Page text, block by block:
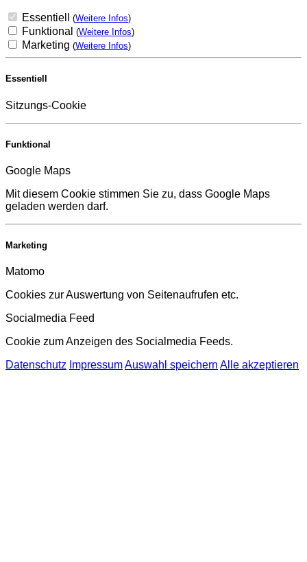
Essentiell (Weitere Infos)
Funktional (Weitere Infos)
Marketing (Weitere Infos)
Essentiell
Sitzungs-Cookie
Funktional
Google Maps
Mit diesem Cookie stimmen Sie zu, dass Google Maps
geladen werden darf.
Marketing
Matomo
Cookies zur Auswertung von Seitenaufrufen etc.
Socialmedia Feed
Cookie zum Anzeigen des Socialmedia Feeds.
Datenschutz ImpressumAuswahl speichern Alle akzeptieren